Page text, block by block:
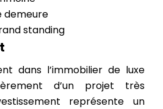
demeure
standing
dans l’immobilier de luxe
d’un projet très
représente un